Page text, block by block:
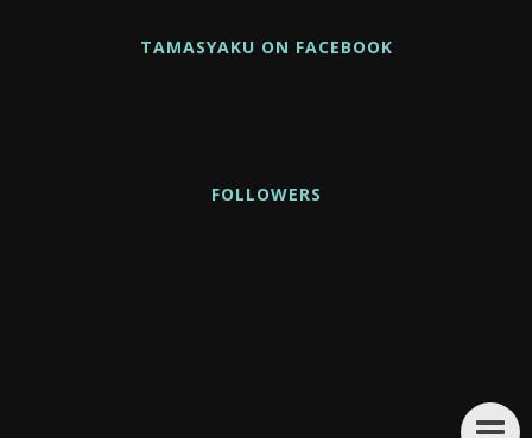
TAMASYAKU ON FACEBOOK
FOLLOWERS